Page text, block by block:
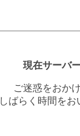
現在サーバ
ご迷惑をおか
しばらく時間を